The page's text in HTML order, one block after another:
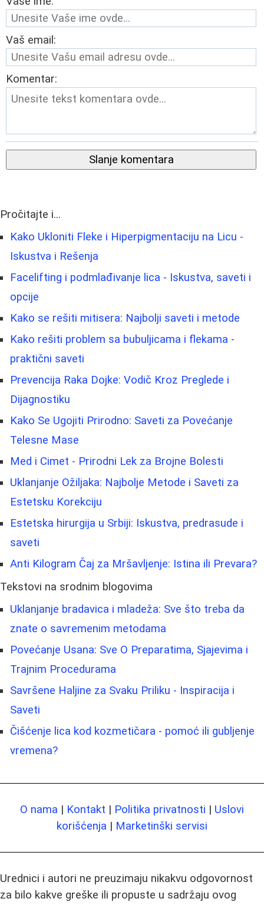
Vaš email:
Komentar:
Slanje komentara
Pročitajte i...
Kako Ukloniti Fleke i Hiperpigmentaciju na Licu -
Iskustva i Rešenja
Facelifting i podmlađivanje lica - Iskustva, saveti i
opcije
Kako se rešiti mitisera: Najbolji saveti i metode
Kako rešiti problem sa bubuljicama i flekama -
praktični saveti
Prevencija Raka Dojke: Vodič Kroz Preglede i
Dijagnostiku
Kako Se Ugojiti Prirodno: Saveti za Povećanje
Telesne Mase
Med i Cimet - Prirodni Lek za Brojne Bolesti
Uklanjanje Ožiljaka: Najbolje Metode i Saveti za
Estetsku Korekciju
Estetska hirurgija u Srbiji: Iskustva, predrasude i
saveti
Anti Kilogram Čaj za Mršavljenje: Istina ili Prevara?
Tekstovi na srodnim blogovima
Uklanjanje bradavica i mladeža: Sve što treba da
znate o savremenim metodama
Povećanje Usana: Sve O Preparatima, Sjajevima i
Trajnim Procedurama
Savršene Haljine za Svaku Priliku - Inspiracija i
Saveti
Čišćenje lica kod kozmetičara - pomoć ili gubljenje
vremena?
O nama | Kontakt | Politika privatnosti | Uslovi
korišćenja | Marketinški servisi
Urednici i autori ne preuzimaju nikakvu odgovornost
za bilo kakve greške ili propuste u sadržaju ovog